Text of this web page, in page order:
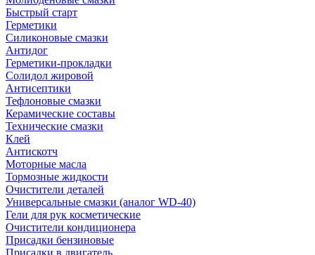
Быстрый старт
Герметики
Силиконовые смазки
Антидог
Герметики-прокладки
Солидол жировой
Антисептики
Тефлоновые смазки
Керамические составы
Технические смазки
Клей
Антискотч
Моторные масла
Тормозные жидкости
Очистители деталей
Универсальные смазки (аналог WD-40)
Гели для рук косметические
Очистители кондиционера
Присадки бензиновые
Присадки в двигатель